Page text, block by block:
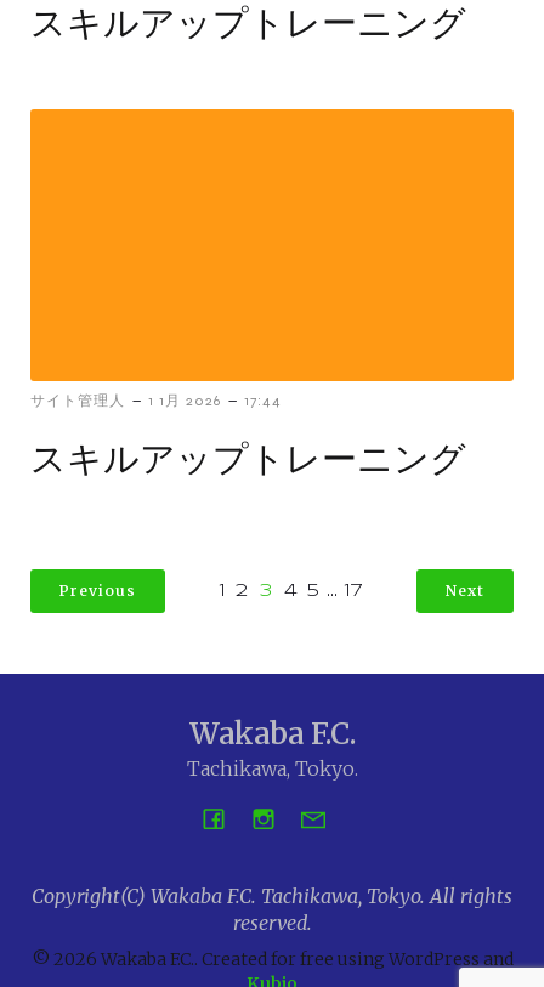
スキルアップトレーニング
サイト管理人 - 1 1月 2026 - 17:44
スキルアップトレーニング
Previous 1 2 3 4 5 … 17 Next
Wakaba F.C.
Tachikawa, Tokyo.
Copyright(C) Wakaba F.C. Tachikawa, Tokyo. All rights
reserved.
© 2026 Wakaba F.C.. Created for free using WordPress and